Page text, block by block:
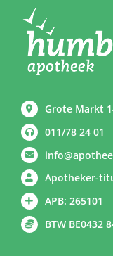
Grote Markt
011/78 24 01
Apotheker-
APB: 265101
BTW BE0432